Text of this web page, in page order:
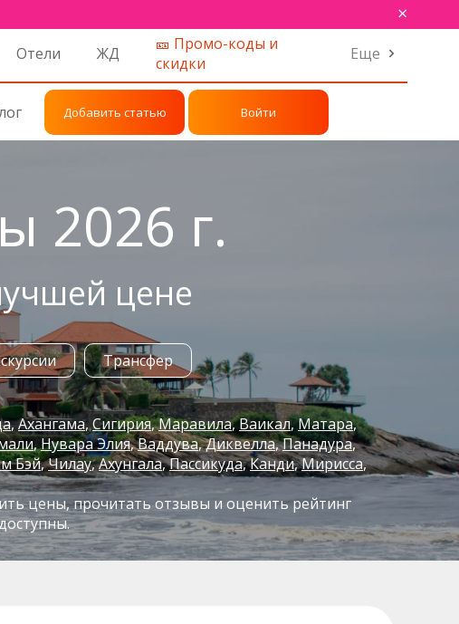
×
Отели ЖД
🎫 Промо-коды и
скидки
Еще
Добавить статью Войти
2026 г.
цене
Трансфер
Ахангама Сигирия Маравила Ваикал Матара
Нувара Элия Ваддува Диквелла Панадура
Бэй Чилау Ахунгала Пассикуда Канди Мирисса
цены, прочитать отзывы и оценить рейтинг